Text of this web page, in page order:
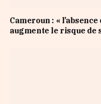
Cameroun : «
augmente le risque de